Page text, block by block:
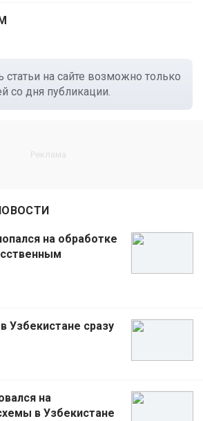
статьи на сайте возможно только
со дня публикации.
на обработке
Узбекистане сразу
на
в Узбекистане